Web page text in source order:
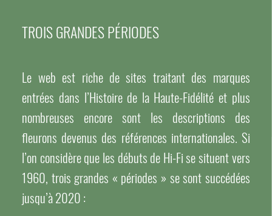
TROIS GRANDES PÉRIODES
Le web est riche de sites traitant des marques
entrées dans l’Histoire de la Haute-Fidélité et plus
nombreuses encore sont les descriptions des
fleurons devenus des références internationales. Si
l’on considère que les débuts de Hi-Fi se situent vers
1960, trois grandes « périodes » se sont succédées
jusqu’à 2020 :